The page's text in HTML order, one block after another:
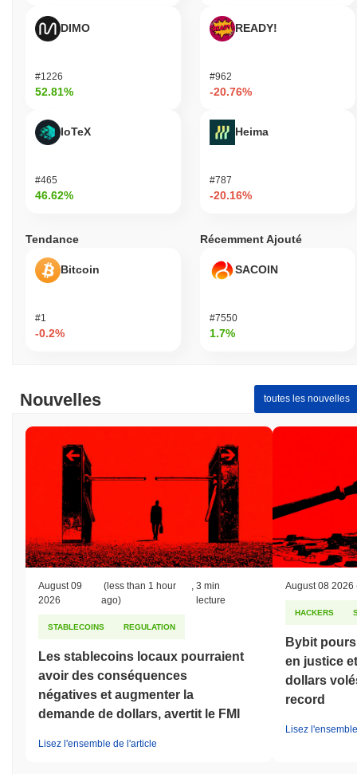
DIMO
#1226
52.81%
IoTeX
#465
46.62%
READY!
#962
-20.76%
Heima
#787
-20.16%
Tendance
Bitcoin
#1
-0.2%
Récemment Ajouté
SACOIN
#7550
1.7%
Nouvelles toutes les nouvelles
August 09
2026
(less than 1 hour
ago)
3 min
lecture
STABLECOINS REGULATION
Les stablecoins locaux pourraient
avoir des conséquences
négatives et augmenter la
demande de dollars, avertit le FMI
Lisez l'ensemble de l'article
August 08 2026
HACKERS
Bybit
en justice
dollars
record
Lisez